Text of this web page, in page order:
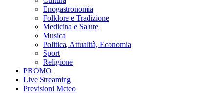
Enogastronomia
Folklore e Tradizione
Medicina e Salute
Musica
Politica, Attualità, Economia
Sport
Religione
PROMO
Live Streaming
Previsioni Meteo